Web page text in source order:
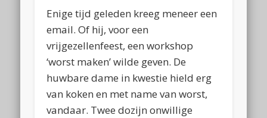
Enige tijd geleden kreeg meneer een
email. Of hij, voor een
vrijgezellenfeest, een workshop
‘worst maken’ wilde geven. De
huwbare dame in kwestie hield erg
van koken en met name van worst,
vandaar. Twee dozijn onwillige